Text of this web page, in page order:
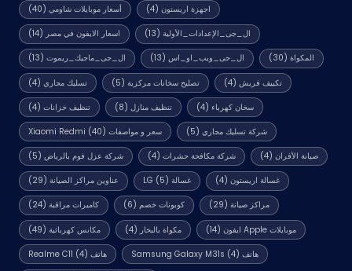
أسعار موبايلات شاومي(40) اجهزة اريستون (4)
اسعار الايفون في مصر (14) ال_جى_الإعدادات_الأولية (13)
ال_جى_ماجيك_ريموت(13) ال_جى_ويب_او_اس (13) المكواة (30)
تسليك مجاري(4) تصليح سخانات مركزية (5) تكييف فريش (4)
تنظيف خزانات(4) تنظيف منازل (8) سخان كهرباء (4)
سعر و مواصفات Xiaomi Redmi (40) شركة تسليك مجاري (5)
شركة عزل فوم بالرياض(5) شركة مكافحة حشرات (4) صيانة الأفران (4)
عناوين مراكز الصيانة(29) غسالة LG (5) غسالة اريستون (4)
كاميرات مراقبة(24) كوبونات خصم (6) مراكز صيانة (29)
مكانس كهربائية(49) مكواة بالبخار (4) موبايلات Apple ايفون (14)
هاتف Realme C11 (4) هاتف Samsung Galaxy M31s (4)